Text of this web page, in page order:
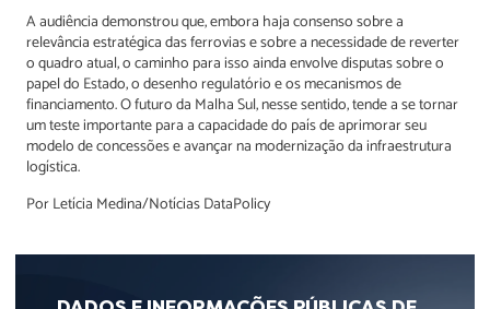
A audiência demonstrou que, embora haja consenso sobre a
relevância estratégica das ferrovias e sobre a necessidade de reverter
o quadro atual, o caminho para isso ainda envolve disputas sobre o
papel do Estado, o desenho regulatório e os mecanismos de
financiamento. O futuro da Malha Sul, nesse sentido, tende a se tornar
um teste importante para a capacidade do país de aprimorar seu
modelo de concessões e avançar na modernização da infraestrutura
logística.
Por Letícia Medina/Notícias DataPolicy